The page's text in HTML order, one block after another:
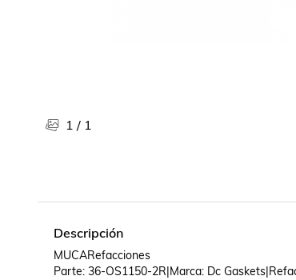
1 / 1
Descripción
MUCARefacciones
Parte: 36-OS1150-2R|Marca: Dc